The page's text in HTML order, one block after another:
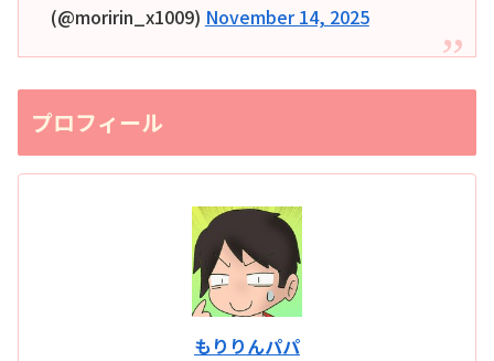
(@moririn_x1009) November 14, 2025
プロフィール
もりりんパパ